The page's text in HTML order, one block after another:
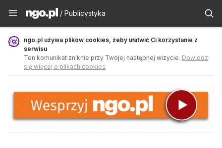
Publicystyka - ngo.pl
/ Publicystyka
ngo.pl używa plików cookies, żeby ułatwić Ci korzystanie z
serwisu
Ten komunikat zniknie przy Twojej następnej wizycie. Dowiedz
się więcej o plikach cookies